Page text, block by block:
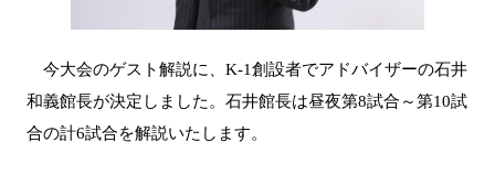
今大会のゲスト解説に、K-1創設者でアドバイザーの石井
和義館長が決定しました。石井館長は昼夜第8試合～第10試
合の計6試合を解説いたします。